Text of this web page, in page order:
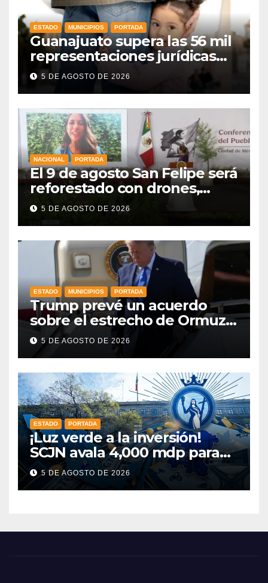
ESTADO MUNICIPIOS PORTADA
Guanajuato supera las 56 mil
representaciones jurídicas
para tutelar los derechos de
la niñez
5 DE AGOSTO DE 2026
NACIONAL PORTADA
El 9 de agosto San Felipe será
reforestado con drones,
como parte de la Jornada
Nacional a la que se suma
5 DE AGOSTO DE 2026
ESTADO MUNICIPIOS PORTADA
Trump prevé un acuerdo
sobre el estrecho de Ormuz
esta misma semana
5 DE AGOSTO DE 2026
ESTADO PORTADA
¡Luz verde a la inversión!
SCJN avala 4,000 mdp para
Guanajuato: ¿en qué se usará
este dinero?
5 DE AGOSTO DE 2026